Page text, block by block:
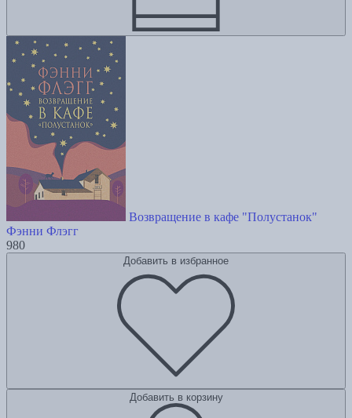
Возвращение в кафе "Полустанок"
Фэнни Флэгг
980
Добавить в избранное
Добавить в корзину